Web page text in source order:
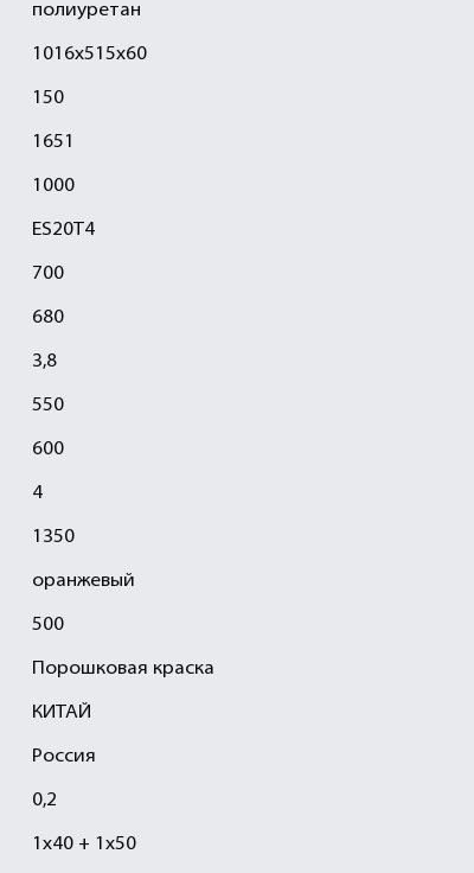
полиуретан
1016х515х60
150
1651
1000
ES20T4
700
680
3,8
550
600
4
1350
оранжевый
500
Порошковая краска
КИТАЙ
Россия
0,2
1х40 + 1х50